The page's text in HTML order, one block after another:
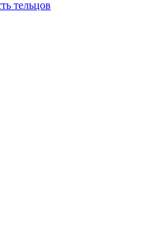
тельцов